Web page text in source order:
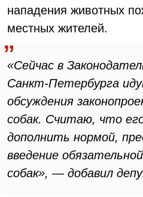
нападения животных
местных жителей.
«Сейчас в
Санкт-Петербурга
обсуждения
собак. Считаю, что
дополнить нормой,
введение
собак», — добавил